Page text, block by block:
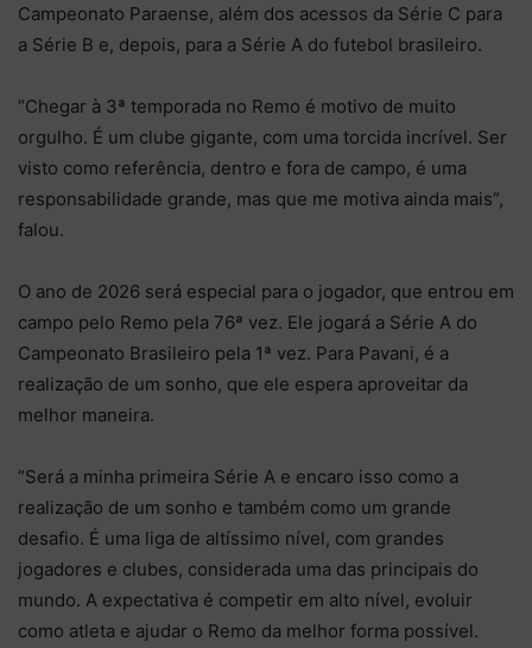
Campeonato Paraense, além dos acessos da Série C para
a Série B e, depois, para a Série A do futebol brasileiro.
“Chegar à 3ª temporada no Remo é motivo de muito
orgulho. É um clube gigante, com uma torcida incrível. Ser
visto como referência, dentro e fora de campo, é uma
responsabilidade grande, mas que me motiva ainda mais”,
falou.
O ano de 2026 será especial para o jogador, que entrou em
campo pelo Remo pela 76ª vez. Ele jogará a Série A do
Campeonato Brasileiro pela 1ª vez. Para Pavani, é a
realização de um sonho, que ele espera aproveitar da
melhor maneira.
“Será a minha primeira Série A e encaro isso como a
realização de um sonho e também como um grande
desafio. É uma liga de altíssimo nível, com grandes
jogadores e clubes, considerada uma das principais do
mundo. A expectativa é competir em alto nível, evoluir
como atleta e ajudar o Remo da melhor forma possível.